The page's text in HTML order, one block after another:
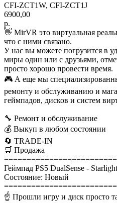
CFI-ZCT1W, CFI-ZCT1J
6900,00
р.
👋 MirVR это виртуальная
что с ними связано.
У нас вы можете погрузится в
миры один или с друзьями,
просто хорошо провести время.
🎮 А еще мы
ремонту и обслуживанию и
геймпадов, дисков и систем
🔧 Ремонт и обслуживание
💰 Выкуп в любом состоянии
🔄 TRADE-IN
🛒 Продажа
Геймпад PS5 DualSense -
Состояние: Новый
☝ Прошли игру и диск просто